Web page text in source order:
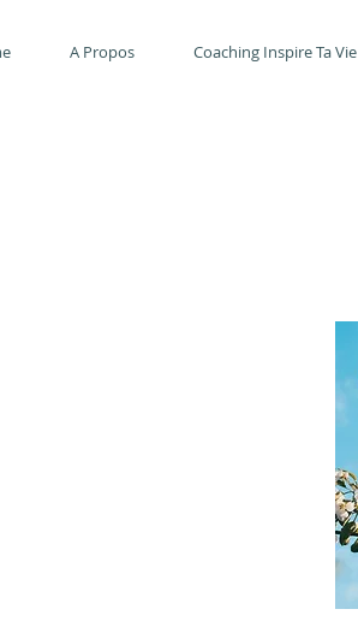
A Propos Coaching Inspire Ta Vie